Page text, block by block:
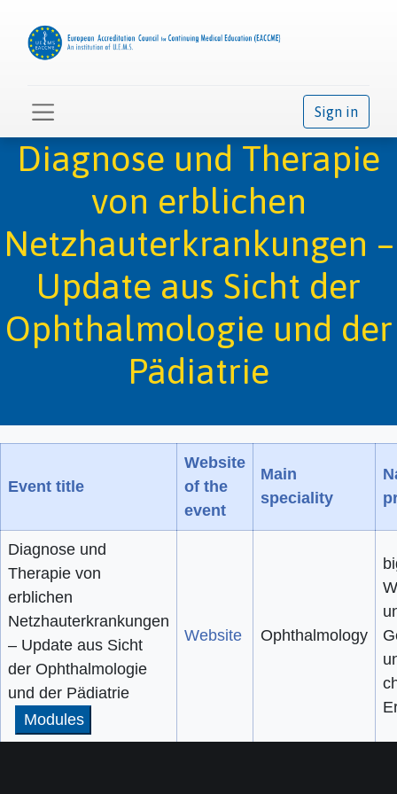
Sign in
Diagnose und Therapie
von erblichen
Netzhauterkrankungen –
Update aus Sicht der
Ophthalmologie und der
Pädiatrie
Event title
Website
of the
event
Main
speciality
Diagnose und
Therapie von
erblichen
Netzhauterkrankungen
– Update aus Sicht
der Ophthalmologie
und der Pädiatrie
Modules
Website Ophthalmology